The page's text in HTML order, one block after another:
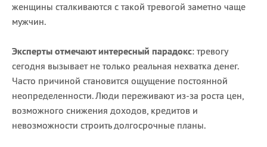
женщины сталкиваются с такой тревогой заметно чаще
мужчин.
Эксперты отмечают интересный парадокс: тревогу
сегодня вызывает не только реальная нехватка денег.
Часто причиной становится ощущение постоянной
неопределенности. Люди переживают из-за роста цен,
возможного снижения доходов, кредитов и
невозможности строить долгосрочные планы.